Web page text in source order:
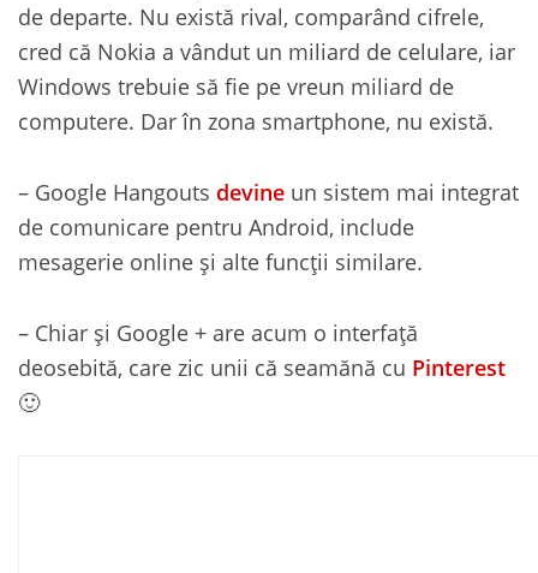
de departe. Nu există rival, comparând cifrele,
cred că Nokia a vândut un miliard de celulare, iar
Windows trebuie să fie pe vreun miliard de
computere. Dar în zona smartphone, nu există.
– Google Hangouts devine un sistem mai integrat
de comunicare pentru Android, include
mesagerie online și alte funcții similare.
– Chiar și Google + are acum o interfață
deosebită, care zic unii că seamănă cu Pinterest
🙂